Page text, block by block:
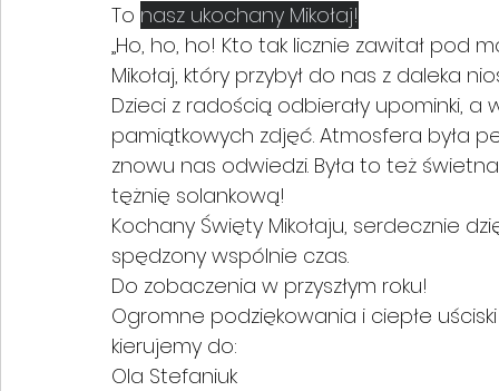
To nasz ukochany Mikołaj!
„Ho, ho, ho! Kto tak licznie zawitał pod
Mikołaj, który przybył do nas z daleka
Dzieci z radością odbierały upominki,
pamiątkowych zdjęć. Atmosfera była
znowu nas odwiedzi. Była to też
tężnię solankową!
Kochany Święty Mikołaju, serdecznie
spędzony wspólnie czas.
Do zobaczenia w przyszłym roku!
Ogromne podziękowania i ciepłe
kierujemy do:
Ola Stefaniuk